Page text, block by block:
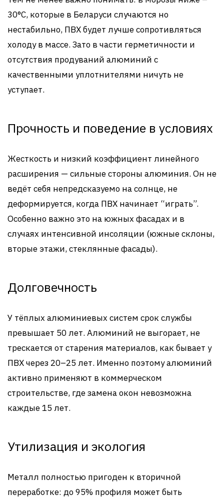
30°C, которые в Беларуси случаются но
нестабильно, ПВХ будет лучше сопротивляться
холоду в массе. Зато в части герметичности и
отсутствия продуваний алюминий с
качественными уплотнителями ничуть не
уступает.
Прочность и поведение в условиях
Жесткость и низкий коэффициент линейного
расширения — сильные стороны алюминия. Он не
ведёт себя непредсказуемо на солнце, не
деформируется, когда ПВХ начинает “играть”.
Особенно важно это на южных фасадах и в
случаях интенсивной инсоляции (южные склоны,
вторые этажи, стеклянные фасады).
Долговечность
У тёплых алюминиевых систем срок службы
превышает 50 лет. Алюминий не выгорает, не
трескается от старения материалов, как бывает у
ПВХ через 20–25 лет. Именно поэтому алюминий
активно применяют в коммерческом
строительстве, где замена окон невозможна
каждые 15 лет.
Утилизация и экология
Металл полностью пригоден к вторичной
переработке: до 95% профиля может быть